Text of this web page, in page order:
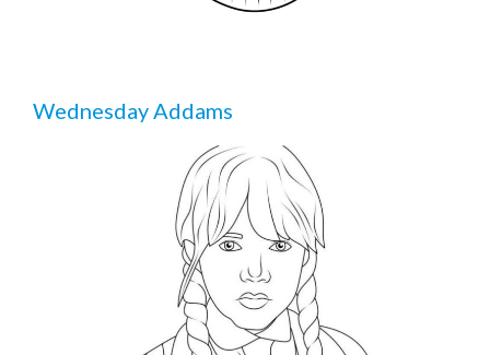
Wednesday Addams